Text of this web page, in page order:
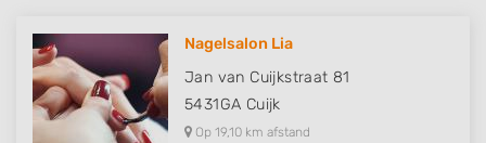
Nagelsalon Lia
Jan van Cuijkstraat 81
5431GA Cuijk
Op 19,10 km afstand